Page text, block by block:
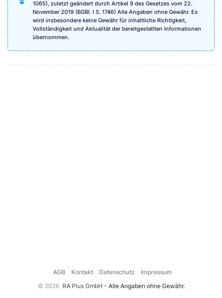
1065), zuletzt geändert durch Artikel 9 des Gesetzes vom 22.
November 2019 (BGBl. I S. 1746) Alle Angaben ohne Gewähr. Es
wird insbesondere keine Gewähr für inhaltliche Richtigkeit,
Vollständigkeit und Aktualität der bereitgestellten Informationen
übernommen.
© 2026 RA Plus GmbH - Alle Angaben ohne Gewähr.
AGB Kontakt Datenschutz Impressum